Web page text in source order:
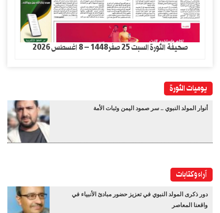
صحيفة الثورة السبت 25 صفر1448 – 8 اغسطس 2026
يوميات الثورة
أنوار المولد النبوي .. سر صمود اليمن وثبات الأمة
آراء وكتابات
دور ذكرى المولد النبوي في تعزيز حضور مبادئ الأنبياء في
واقعنا المعاصر